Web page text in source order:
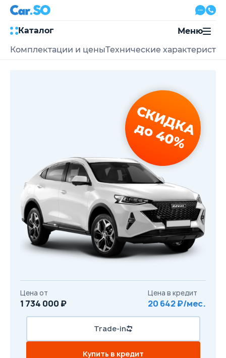
Каталог
8 800 500-03-23
с 08:00 по 20:00, без выходных
Привольная улица, 2, к5
Перезвоните мне
Меню
Комплектации и ценыТехнические
СКИДКА
до 40%
Цена от
1 734 000 ₽
Цена в кредит
20 642 ₽/мес.
Trade-in
Купить в кредит